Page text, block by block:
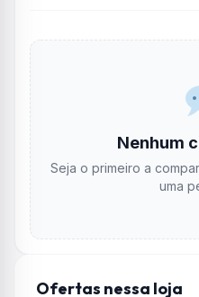
Nenhum
Seja o primeiro a
uma
Ofertas nessa loja